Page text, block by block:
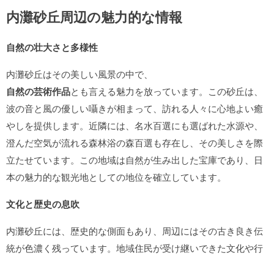
内灘砂丘周辺の魅力的な情報
自然の壮大さと多様性
内灘砂丘はその美しい風景の中で、
自然の芸術作品とも言える魅力を放っています。この砂丘は、
波の音と風の優しい囁きが相まって、訪れる人々に心地よい癒
やしを提供します。近隣には、名水百選にも選ばれた水源や、
澄んだ空気が流れる森林浴の森百選も存在し、その美しさを際
立たせています。この地域は自然が生み出した宝庫であり、日
本の魅力的な観光地としての地位を確立しています。
文化と歴史の息吹
内灘砂丘には、歴史的な側面もあり、周辺にはその古き良き伝
統が色濃く残っています。地域住民が受け継いできた文化や行